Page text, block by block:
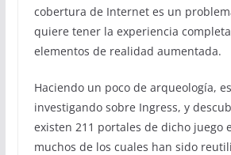
cobertura de Internet es un
quiere tener la experiencia
elementos de realidad aumentada.
Haciendo un poco de arqueología,
investigando sobre Ingress, y
existen 211 portales de dicho juego
muchos de los cuales han sido